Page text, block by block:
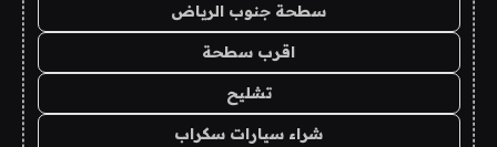
سطحة جنوب الرياض
اقرب سطحة
تشليح
شراء سيارات سكراب